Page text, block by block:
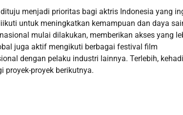
menjadi prioritas bagi aktris Indonesia yang
untuk meningkatkan kemampuan dan daya
mulai dilakukan, memberikan akses yang
juga aktif mengikuti berbagai festival film
dengan pelaku industri lainnya. Terlebih,
proyek-proyek berikutnya.